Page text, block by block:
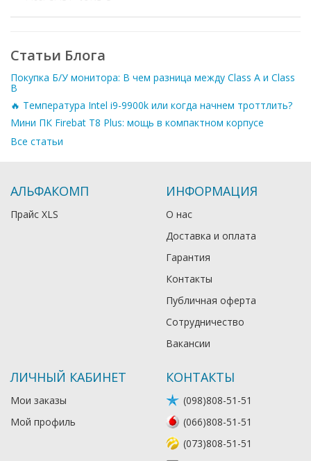
Статьи Блога
Покупка Б/У монитора: В чем разница между Class A и Class
B
🔥 Температура Intel i9-9900k или когда начнем троттлить?
Мини ПК Firebat T8 Plus: мощь в компактном корпусе
Все статьи
АЛЬФАКОМП
Прайс XLS
ИНФОРМАЦИЯ
О нас
Доставка и оплата
Гарантия
Контакты
Публичная оферта
Сотрудничество
Вакансии
ЛИЧНЫЙ КАБИНЕТ
Мои заказы
Мой профиль
КОНТАКТЫ
(098)808-51-51
(066)808-51-51
(073)808-51-51